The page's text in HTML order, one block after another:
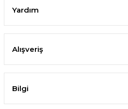
Yardım
Alışveriş
Bilgi